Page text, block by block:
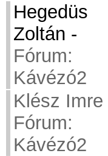
Hegedüs
Zoltán -
Fórum:
Kávézó2
Klész Imre
Fórum:
Kávézó2